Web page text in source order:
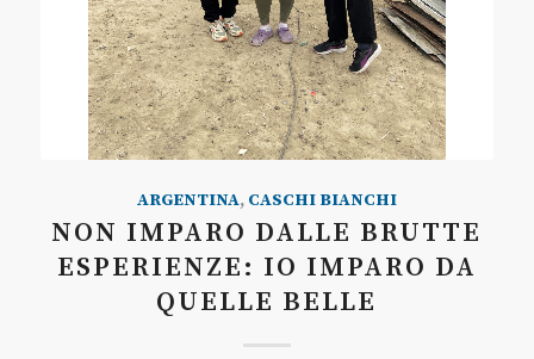
ARGENTINA, CASCHI BIANCHI
NON IMPARO DALLE BRUTTE
ESPERIENZE: IO IMPARO DA
QUELLE BELLE